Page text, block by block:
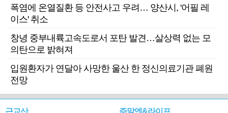
폭염에 온열질환 등 안전사고 우려… 양산시, '어필 레
이스' 취소
창녕 중부내륙고속도로서 포탄 발견…살상력 없는 모
의탄으로 밝혀져
입원환자가 연달아 사망한 울산 한 정신의료기관 폐원
전망